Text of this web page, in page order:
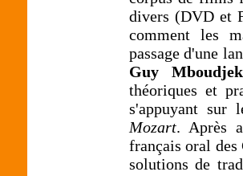
divers (DVD et
comment les
passage d'une
Guy
théoriques et
s'appuyant sur
Mozart. Après
français oral
solutions de